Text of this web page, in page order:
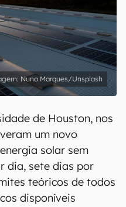
Nuno Marques/Unsplash
de Houston, nos
um novo
solar sem
dia, sete dias por
teóricos de todos
disponíveis